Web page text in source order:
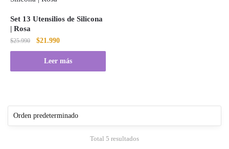
Set 13 Utensilios de Silicona
| Rosa
$25.990
El
precio
original
era:
$21.990El
precio
actual
es:
Leer más
Total 5 resultados